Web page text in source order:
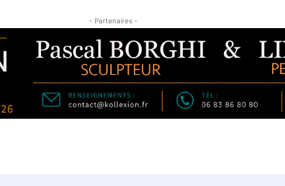
- Partenaires -